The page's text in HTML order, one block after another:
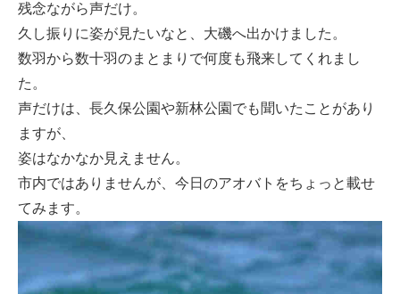
残念ながら声だけ。
久し振りに姿が見たいなと、大磯へ出かけました。
数羽から数十羽のまとまりで何度も飛来してくれまし
た。
声だけは、長久保公園や新林公園でも聞いたことがあり
ますが、
姿はなかなか見えません。
市内ではありませんが、今日のアオバトをちょっと載せ
てみます。